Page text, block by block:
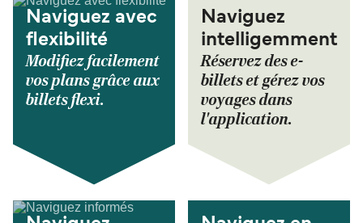
Naviguez avec
flexibilité
Modifiez facilement
vos plans grâce aux
billets flexi.
Naviguez
intelligemment
Réservez des e-
billets et gérez vos
voyages dans
l'application.